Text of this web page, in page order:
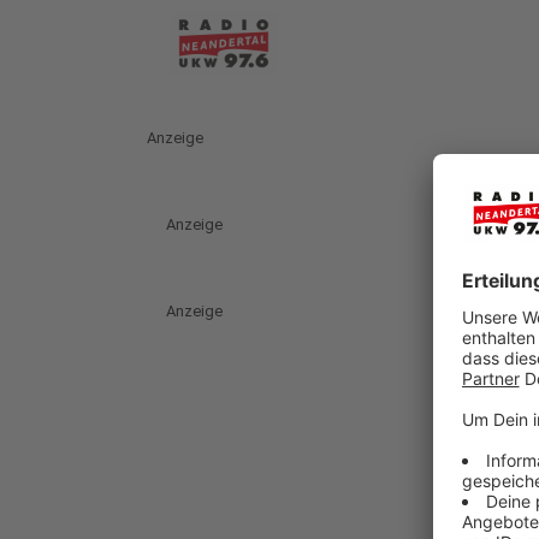
Anzeige
Anzeige
Anzeige